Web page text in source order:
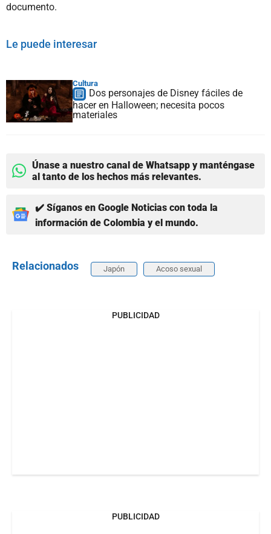
documento.
Le puede interesar
Cultura
Dos personajes de Disney fáciles de
hacer en Halloween; necesita pocos
materiales
Únase a nuestro canal de Whatsapp y manténgase
al tanto de los hechos más relevantes.
✔️ Síganos en Google Noticias con toda la
información de Colombia y el mundo.
Relacionados Japón Acoso sexual
PUBLICIDAD
PUBLICIDAD